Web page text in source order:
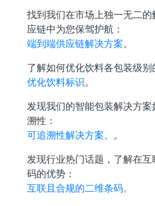
找到我们在市场上独一无二
应链中为您保驾护航：
端到端供应链解决方案。
了解如何优化饮料各包装级别
优化饮料标识。
发现我们的智能包装解决方
溯性：
可追溯性解决方案。 。
发现行业热门话题，了解在
码的优势：
互联且合规的二维条码。